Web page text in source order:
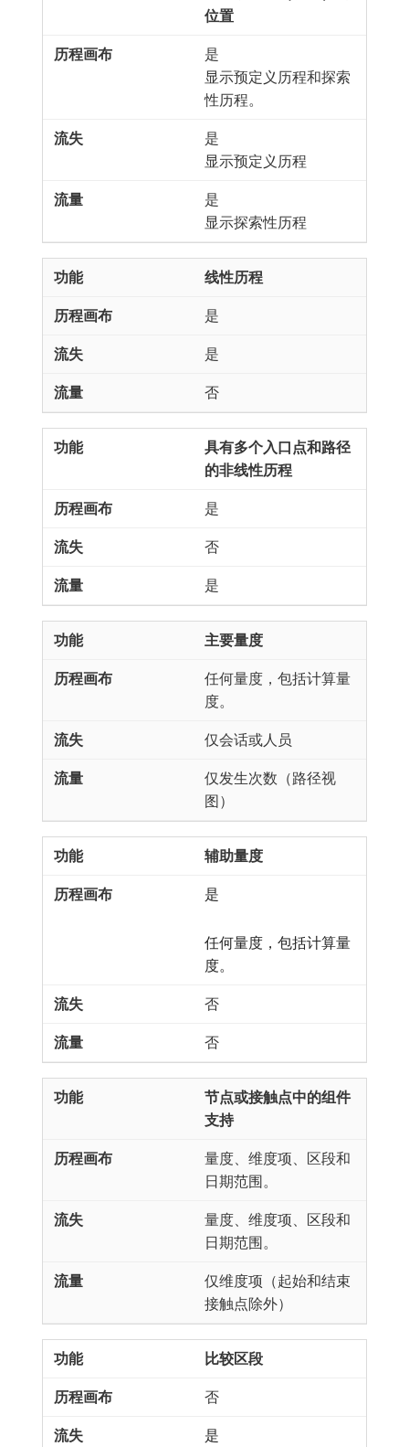
位置
是
显示预定义历程和探索
性历程。
是
显示预定义历程
是
显示探索性历程
线性历程
是
是
否
具有多个入口点和路径
的非线性历程
是
否
是
主要量度
任何量度，包括计算量
度。
仅会话或人员
仅发生次数（路径视
图）
辅助量度
是
任何量度，包括计算量
度。
否
否
节点或接触点中的组件
支持
量度、维度项、区段和
日期范围。
量度、维度项、区段和
日期范围。
仅维度项（起始和结束
接触点除外）
比较区段
否
是